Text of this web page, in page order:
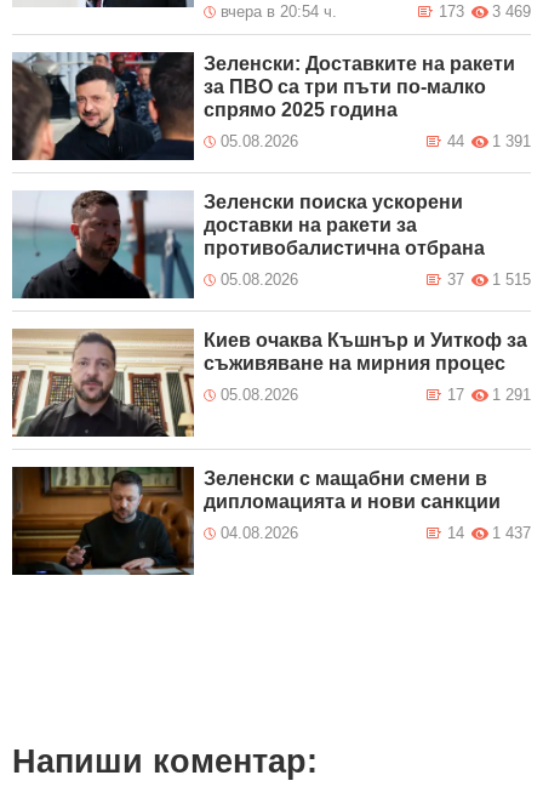
вчера в 20:54 ч. 3 469
173
Зеленски: Доставките на ракети
за ПВО са три пъти по-малко
спрямо 2025 година
05.08.2026 1 391
44
Зеленски поиска ускорени
доставки на ракети за
противобалистична отбрана
05.08.2026 1 515
37
Киев очаква Къшнър и Уиткоф за
съживяване на мирния процес
05.08.2026 1 291
17
Зеленски с мащабни смени в
дипломацията и нови санкции
04.08.2026 1 437
14
Напиши коментар: